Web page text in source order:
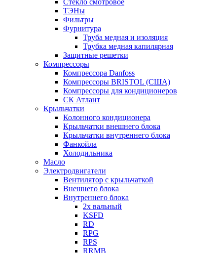
Стекло смотровое
ТЭНы
Фильтры
Фурнитура
Труба медная и изоляция
Трубка медная капилярная
Защитные решетки
Компрессоры
Компрессора Danfoss
Компрессоры BRISTOL (США)
Компрессоры для кондиционеров
СК Атлант
Крыльчатки
Колонного кондиционера
Крыльчатки внешнего блока
Крыльчатки внутреннего блока
Фанкойла
Холодильника
Масло
Электродвигатели
Вентилятор с крыльчаткой
Внешнего блока
Внутреннего блока
2х вальный
KSFD
RD
RPG
RPS
RRMB